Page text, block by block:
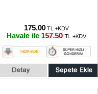
175.00 TL +KDV
Havale ile 157.50 TL +KDV